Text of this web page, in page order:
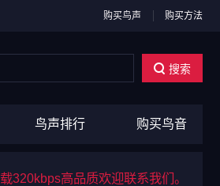
购买鸟声 购买方法
搜索
鸟声排行 购买鸟音
320kbps高品质欢迎联系我们。